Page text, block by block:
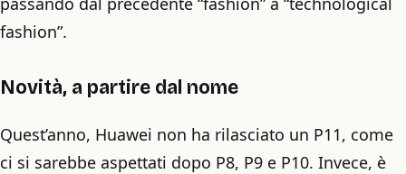
fashion”.
Novità, a partire dal nome
Quest’anno, Huawei non ha rilasciato un P11, come
ci si sarebbe aspettati dopo P8, P9 e P10. Invece, è